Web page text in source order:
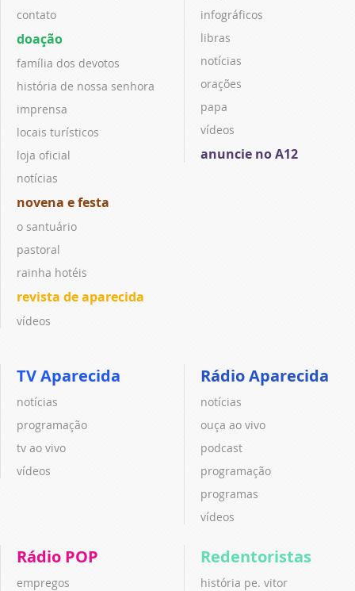
contato
doação
família dos devotos
história de nossa senhora
imprensa
locais turísticos
loja oficial
notícias
novena e festa
o santuário
pastoral
rainha hotéis
revista de aparecida
vídeos
infográficos
libras
notícias
orações
papa
vídeos
anuncie no A12
TV Aparecida
notícias
programação
tv ao vivo
vídeos
Rádio Aparecida
notícias
ouça ao vivo
podcast
programação
programas
vídeos
Rádio POP
empregos
Redentoristas
história pe. vitor